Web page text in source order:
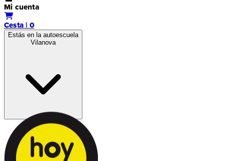
Mi cuenta
Cesta | 0
Estás en la autoescuela
Vilanova